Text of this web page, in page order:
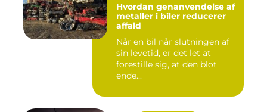
Hvordan genanvendelse af
metaller i biler reducerer
affald
Når en bil når slutningen af
sin levetid, er det let at
forestille sig, at den blot
ende...